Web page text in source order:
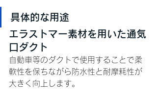
具体的な用途
エラストマー素材を用いた通気
口ダクト
自動車等のダクトで使用することで柔
軟性を保ちながら防水性と耐摩耗性が
大きく向上します。